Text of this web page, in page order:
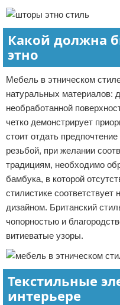
Какой должна
этно
Мебель в этническом
натуральных материалов:
необработанной
четко демонстрирует
стоит отдать
резьбой, при желании
традициям, необходимо
бамбука, в которой
стилистике
дизайном. Британский
чопорностью и
витиеватые узоры.
Текстильные
интерьере